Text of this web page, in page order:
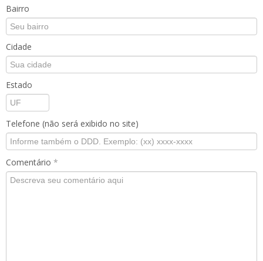
Bairro
Cidade
Estado
Telefone (não será exibido no site)
Comentário *